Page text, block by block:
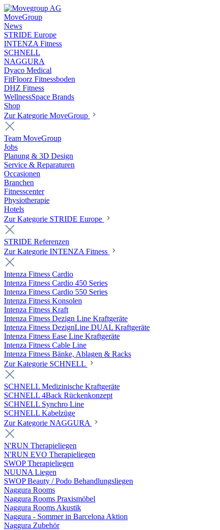
MoveGroup
News
STRIDE Europe
INTENZA Fitness
SCHNELL
NAGGURA
Dyaco Medical
FitFloorz Fitnessboden
DHZ Fitness
WellnessSpace Brands
Shop
Zur Kategorie MoveGroup
Team MoveGroup
Jobs
Planung & 3D Design
Service & Reparaturen
Occasionen
Branchen
Fitnesscenter
Physiotherapie
Hotels
Zur Kategorie STRIDE Europe
STRIDE Referenzen
Zur Kategorie INTENZA Fitness
Intenza Fitness Cardio
Intenza Fitness Cardio 450 Series
Intenza Fitness Cardio 550 Series
Intenza Fitness Konsolen
Intenza Fitness Kraft
Intenza Fitness Dezign Line Kraftgeräte
Intenza Fitness DezignLine DUAL Kraftgeräte
Intenza Fitness Ease Line Kraftgeräte
Intenza Fitness Cable Line
Intenza Fitness Bänke, Ablagen & Racks
Zur Kategorie SCHNELL
SCHNELL Medizinische Kraftgeräte
SCHNELL 4Back Rückenkonzept
SCHNELL Synchro Line
SCHNELL Kabelzüge
Zur Kategorie NAGGURA
N'RUN Therapieliegen
N'RUN EVO Therapieliegen
SWOP Therapieliegen
NUUNA Liegen
SWOP Beauty / Podo Behandlungsliegen
Naggura Rooms
Naggura Rooms Praxismöbel
Naggura Rooms Akustik
Naggura - Sommer in Barcelona Aktion
Naggura Zubehör